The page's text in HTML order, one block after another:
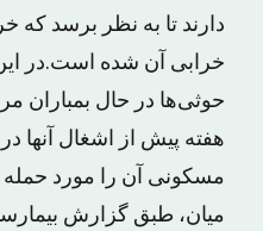
دارند تا به نظر برسد که
خرابی آن شده است.در
حوثی‌ها در حال بمباران
هفته پیش از اشغال آنها
مسکونی آن را مورد حمله
میان، طبق گزارش